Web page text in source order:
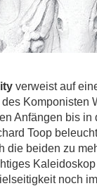
verweist auf
Komponisten
Anfängen bis in
Toop
die beiden zu
noch